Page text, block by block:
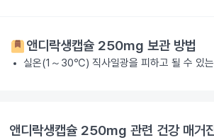
앤디락생캡슐 250mg 보관 방법
실온(1～30℃) 직사일광을 피하고 될 수 있
앤디락생캡슐 250mg 관련 건강 매거